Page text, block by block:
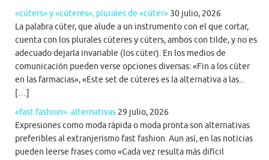
«cúters» y «cúteres», plurales de «cúter» 30 julio, 2026
La palabra cúter, que alude a un instrumento con el que cortar,
cuenta con los plurales cúteres y cúters, ambos con tilde, y no es
adecuado dejarla invariable (los cúter). En los medios de
comunicación pueden verse opciones diversas: «Fin a los cúter
en las farmacias», «Este set de cúteres es la alternativa a las...
[…]
«fast fashion». alternativas 29 julio, 2026
Expresiones como moda rápida o moda pronta son alternativas
preferibles al extranjerismo fast fashion. Aun así, en las noticias
pueden leerse frases como «Cada vez resulta más difícil